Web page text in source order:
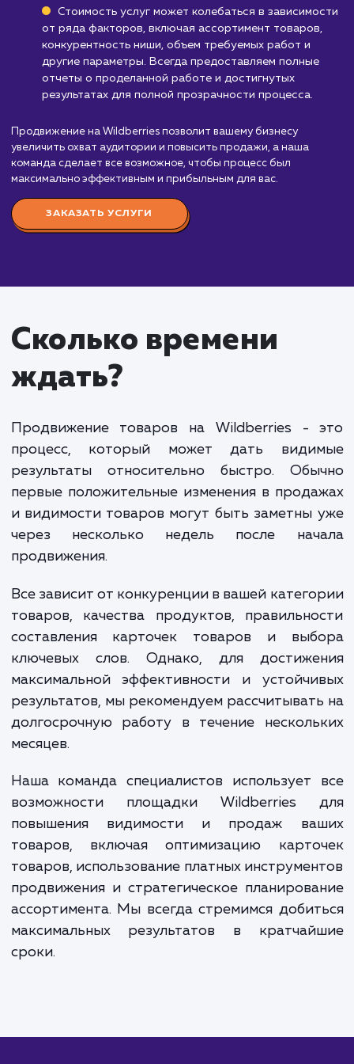
Узнать почему
Стоимость услуги
продвижение на
Wildberries
способ увеличить продажи и расширить
базу. Наши услуги по продвижению на этом
маркетплейсе стартуют от 35 000 рублей в
карточек товаров, управлением рекламными
кампаниями и оценкой эффективности
маркетинговых стратегий для достижения
Стоимость услуг может колебаться в
от ряда факторов, включая ассортимент
конкурентность ниши, объем требуемых работ и
отчеты о проделанной работе и достигнутых
результатах для полной прозрачности процесса.
Продвижение на Wildberries позволит вашему бизнесу
увеличить охват аудитории и повысить продажи, а наша
максимально эффективным и прибыльным для вас.
ЗАКАЗАТЬ УСЛУГИ
Сколько времени
ждать?
результаты относительно быстро.